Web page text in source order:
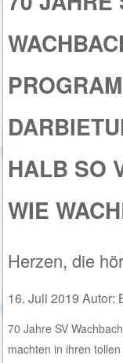
HALB SO
WIE
Herzen, die
16. Juli 2019 Autor:
70 Jahre SV
machten in ihren